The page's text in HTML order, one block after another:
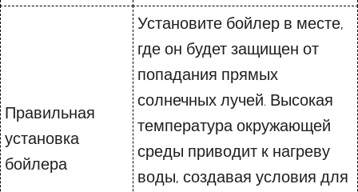
Правильная
установка
бойлера
Установите бойлер в месте,
где он будет защищен от
попадания прямых
солнечных лучей. Высокая
температура окружающей
среды приводит к нагреву
воды, создавая условия для